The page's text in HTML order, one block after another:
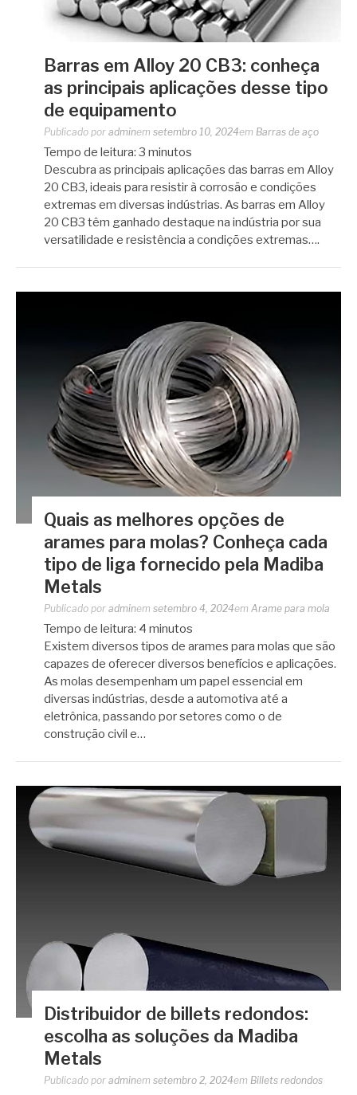
Barras em Alloy 20 CB3: conheça
as principais aplicações desse tipo
de equipamento
Publicado por adminem setembro 10, 2024em Barras de aço
Tempo de leitura: 3 minutos
Descubra as principais aplicações das barras em Alloy
20 CB3, ideais para resistir à corrosão e condições
extremas em diversas indústrias. As barras em Alloy
20 CB3 têm ganhado destaque na indústria por sua
versatilidade e resistência a condições extremas….
Quais as melhores opções de
arames para molas? Conheça cada
tipo de liga fornecido pela Madiba
Metals
Publicado por adminem setembro 4, 2024em Arame para mola
Tempo de leitura: 4 minutos
Existem diversos tipos de arames para molas que são
capazes de oferecer diversos benefícios e aplicações.
As molas desempenham um papel essencial em
diversas indústrias, desde a automotiva até a
eletrônica, passando por setores como o de
construção civil e…
Distribuidor de billets redondos:
escolha as soluções da Madiba
Metals
Publicado por adminem setembro 2, 2024em Billets redondos